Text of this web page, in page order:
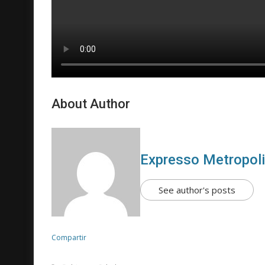
About Author
Expresso
See author's posts
Compartir